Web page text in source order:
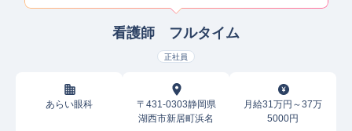
看護師 フルタイム
正社員
あらい眼科
〒431-0303静岡県
湖西市新居町浜名
月給31万円～37万
5000円